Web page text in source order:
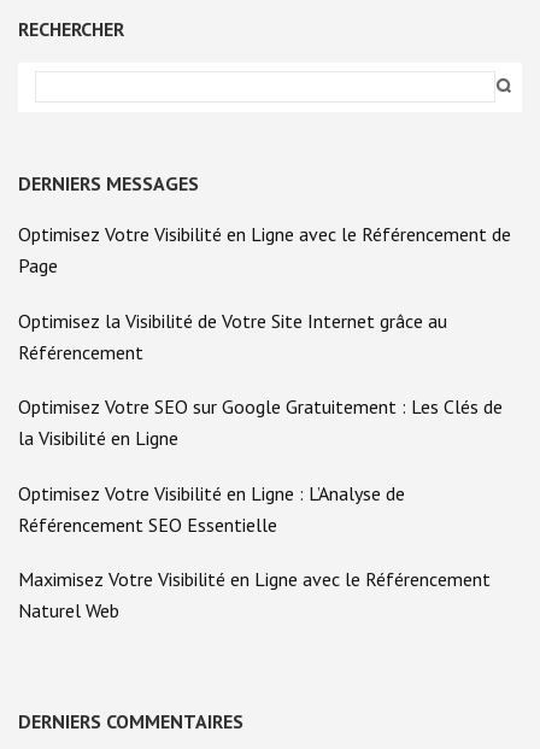
RECHERCHER
DERNIERS MESSAGES
Optimisez Votre Visibilité en Ligne avec le Référencement de
Page
Optimisez la Visibilité de Votre Site Internet grâce au
Référencement
Optimisez Votre SEO sur Google Gratuitement : Les Clés de
la Visibilité en Ligne
Optimisez Votre Visibilité en Ligne : L’Analyse de
Référencement SEO Essentielle
Maximisez Votre Visibilité en Ligne avec le Référencement
Naturel Web
DERNIERS COMMENTAIRES